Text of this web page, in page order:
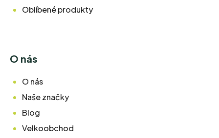
Oblíbené produkty
O nás
O nás
Naše značky
Blog
Velkoobchod